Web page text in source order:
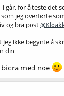
går, for å teste det
jeg overførte
og bra post
jeg ikke begynte å
din
bidra med noe